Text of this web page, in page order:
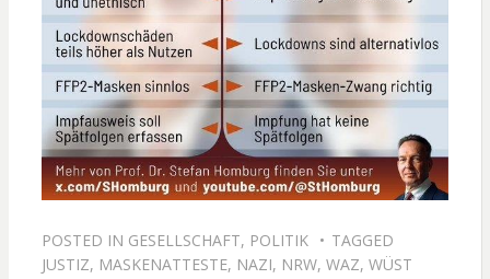
POSTED IN GESELLSCHAFT, POLITIK
TAGGED
JUSTIZ, MASKENATTESTE, NAZI, NRW, WAZ, WÜST